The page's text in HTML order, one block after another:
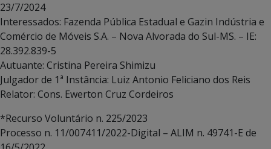
23/7/2024
Interessados: Fazenda Pública Estadual e Gazin Indústria e
Comércio de Móveis S.A. – Nova Alvorada do Sul-MS. – IE:
28.392.839-5
Autuante: Cristina Pereira Shimizu
Julgador de 1ª Instância: Luiz Antonio Feliciano dos Reis
Relator: Cons. Ewerton Cruz Cordeiros
*Recurso Voluntário n. 225/2023
Processo n. 11/007411/2022-Digital – ALIM n. 49741-E de